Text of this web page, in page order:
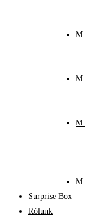
Surprise Box
Rólunk